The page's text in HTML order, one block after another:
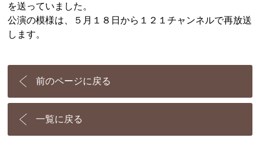
を送っていました。
公演の模様は、５月１８日から１２１チャンネルで再放送
します。
前のページに戻る
一覧に戻る